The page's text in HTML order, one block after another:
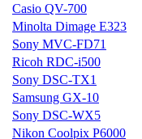
Casio QV-700
Minolta Dimage E323
Sony MVC-FD71
Ricoh RDC-i500
Sony DSC-TX1
Samsung GX-10
Sony DSC-WX5
Nikon Coolpix P6000